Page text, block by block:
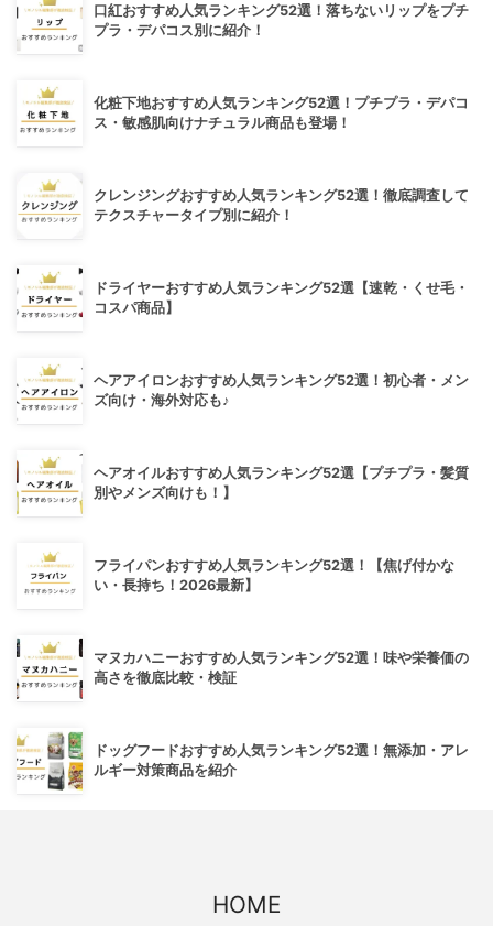
口紅おすすめ人気ランキング52選！落ちないリップをプチ
プラ・デパコス別に紹介！
化粧下地おすすめ人気ランキング52選！プチプラ・デパコ
ス・敏感肌向けナチュラル商品も登場！
クレンジングおすすめ人気ランキング52選！徹底調査して
テクスチャータイプ別に紹介！
ドライヤーおすすめ人気ランキング52選【速乾・くせ毛・
コスパ商品】
ヘアアイロンおすすめ人気ランキング52選！初心者・メン
ズ向け・海外対応も♪
ヘアオイルおすすめ人気ランキング52選【プチプラ・髪質
別やメンズ向けも！】
フライパンおすすめ人気ランキング52選！【焦げ付かな
い・長持ち！2026最新】
マヌカハニーおすすめ人気ランキング52選！味や栄養価の
高さを徹底比較・検証
ドッグフードおすすめ人気ランキング52選！無添加・アレ
ルギー対策商品を紹介
HOME